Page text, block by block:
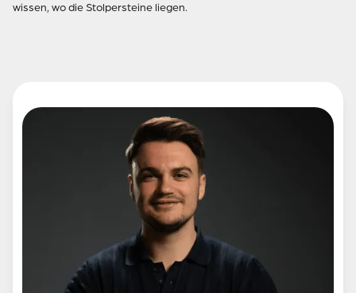
wissen, wo die Stolpersteine liegen.